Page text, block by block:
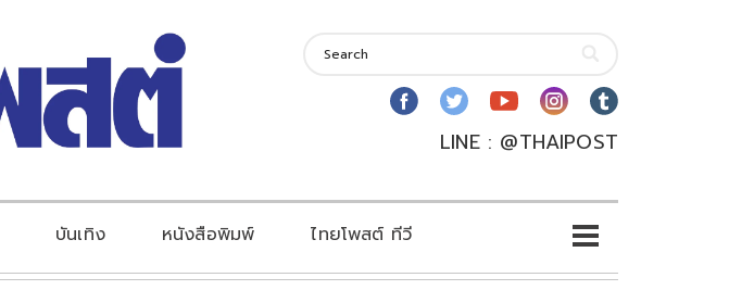
LINE : @THAIPOST
บันเทิง หนังสือพิมพ์ ไทยโพสต์ ทีวี